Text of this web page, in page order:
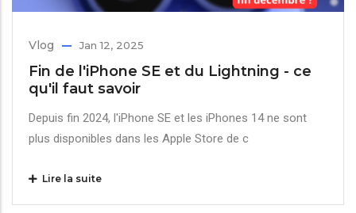
Vlog Jan 12, 2025
Fin de l'iPhone SE et du Lightning - ce
qu'il faut savoir
Depuis fin 2024, l'iPhone SE et les iPhones 14 ne sont
plus disponibles dans les Apple Store de c
Lire la suite